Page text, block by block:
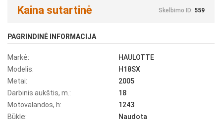
Kaina sutartinė Skelbimo ID: 559
PAGRINDINĖ INFORMACIJA
Markė:
HAULOTTE
Modelis:
H18SX
Metai:
2005
Darbinis aukštis, m.:
18
Motovalandos, h:
1243
Būklė:
Naudota